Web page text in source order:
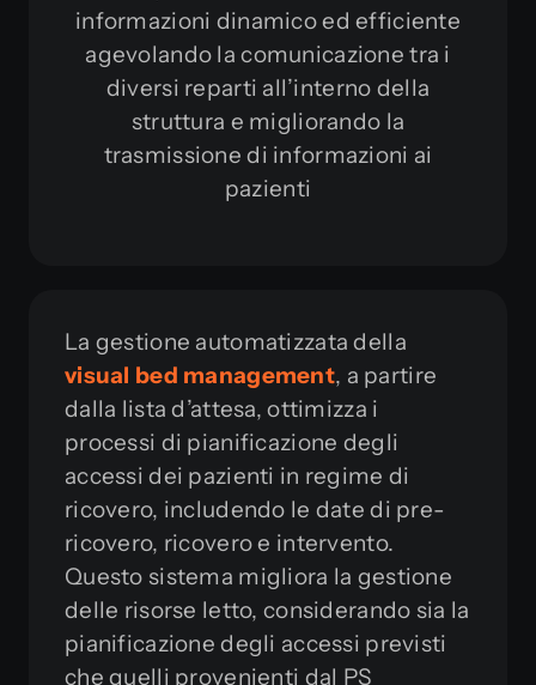
informazioni dinamico ed efficiente
agevolando la comunicazione tra i
diversi reparti all’interno della
struttura e migliorando la
trasmissione di informazioni ai
pazienti
La gestione automatizzata della
visual bed management, a partire
dalla lista d’attesa, ottimizza i
processi di pianificazione degli
accessi dei pazienti in regime di
ricovero, includendo le date di pre-
ricovero, ricovero e intervento.
Questo sistema migliora la gestione
delle risorse letto, considerando sia la
pianificazione degli accessi previsti
che quelli provenienti dal PS